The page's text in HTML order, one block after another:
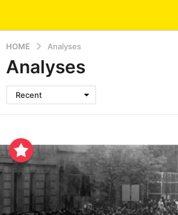
HOME Analyses
Analyses
Recent